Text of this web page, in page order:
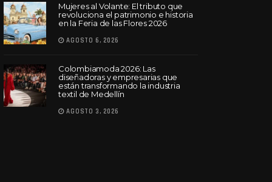
Mujeres al Volante: El tributo que
revoluciona el patrimonio e historia
en la Feria de las Flores 2026
AGOSTO 6, 2026
Colombiamoda 2026: Las
diseñadoras y empresarias que
están transformando la industria
textil de Medellín
AGOSTO 3, 2026